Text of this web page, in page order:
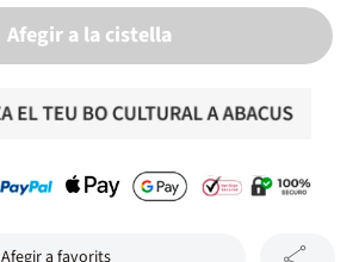
Afegir a la cistella
Afegir a favorits